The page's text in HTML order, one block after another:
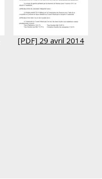
[PDF] 29 avril 2014